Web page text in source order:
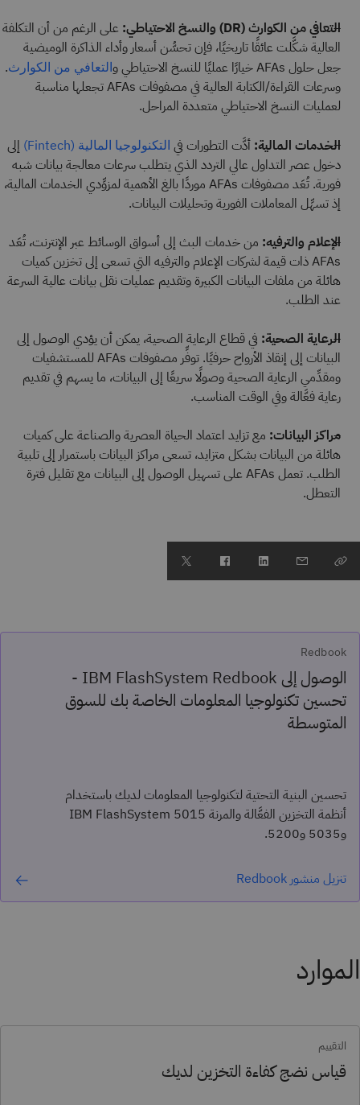
التعافي من الكوارث (DR) والنسخ الاحتياطي:
على الرغم من أن التكلفة
العالية شكَّلت عائقًا تاريخيًا، فإن تحسُّن أسعار وأداء الذاكرة الوميضية
جعل حلول AFAs خيارًا عمليًا للنسخ الاحتياطي و
التعافي من الكوارث.
وسرعات القراءة/الكتابة العالية في مصفوفات AFAs تجعلها مناسبة
لعمليات النسخ الاحتياطي متعددة المراحل.
الخدمات المالية: أدَّت التطورات في التكنولوجيا المالية (Fintech)
إلى
دخول عصر التداول عالي التردد الذي يتطلب سرعات معالجة بيانات شبه
فورية. تُعَد مصفوفات AFAs موردًا بالغ الأهمية لمزوِّدي الخدمات المالية،
إذ تسهِّل المعاملات الفورية وتحليلات البيانات.
الإعلام والترفيه: من خدمات البث إلى أسواق الوسائط عبر الإنترنت، تُعَد
AFAs ذات قيمة لشركات الإعلام والترفيه التي تسعى إلى تخزين كميات
هائلة من ملفات البيانات الكبيرة وتقديم عمليات نقل بيانات عالية السرعة
عند الطلب.
الرعاية الصحية: في قطاع الرعاية الصحية، يمكن أن يؤدي الوصول إلى
البيانات إلى إنقاذ الأرواح حرفيًا. توفِّر مصفوفات AFAs للمستشفيات
ومقدِّمي الرعاية الصحية وصولًا سريعًا إلى البيانات، ما يسهم في تقديم
رعاية فعَّالة وفي الوقت المناسب.
مراكز البيانات: مع تزايد اعتماد الحياة العصرية والصناعة على كميات
هائلة من البيانات بشكل متزايد، تسعى مراكز البيانات باستمرار إلى تلبية
الطلب. تعمل AFAs على تسهيل الوصول إلى البيانات مع تقليل فترة
التعطل.
Redbook
الوصول إلى IBM FlashSystem Redbook -
تحسين تكنولوجيا المعلومات الخاصة بك للسوق
المتوسطة
تحسين البنية التحتية لتكنولوجيا المعلومات لديك باستخدام
أنظمة التخزين الفعَّالة والمرنة IBM FlashSystem 5015
و5035 و5200.
تنزيل منشور Redbook
الموارد
التقييم
قياس نضج كفاءة التخزين لديك